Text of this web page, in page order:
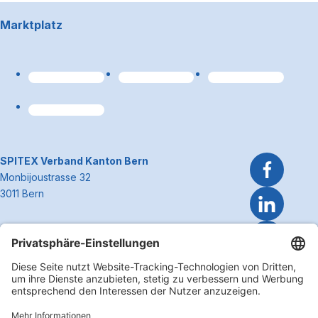
Marktplatz
~Kontaktinformationen
SPITEX Verband Kanton Bern
Monbijoustrasse 32
3011 Bern
E-Mailinfo@spitexbe.ch
Kontakt